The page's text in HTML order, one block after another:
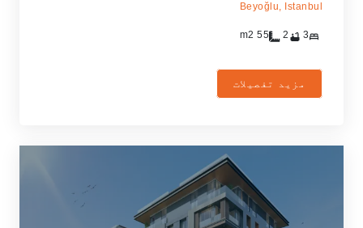
Beyoğlu, Istanbul
3
2
55
مزید تفصیلات